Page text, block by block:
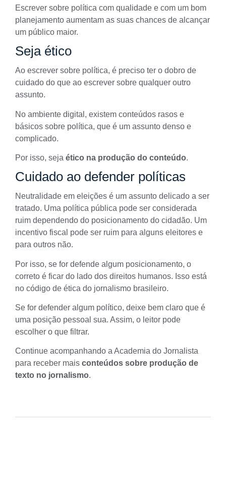
Escrever sobre política com qualidade e com um bom
planejamento aumentam as suas chances de alcançar
um público maior.
Seja ético
Ao escrever sobre política, é preciso ter o dobro de
cuidado do que ao escrever sobre qualquer outro
assunto.
No ambiente digital , existem conteúdos rasos e
básicos sobre política, que é um assunto denso e
complicado.
Por isso, seja ético na produção do conteúdo.
Cuidado ao defender políticas
Neutralidade em eleições é um assunto delicado a ser
tratado. Uma política pública pode ser considerada
ruim dependendo do posicionamento do cidadão. Um
incentivo fiscal pode ser ruim para alguns eleitores e
para outros não.
Por isso, se for defende algum posicionamento, o
correto é ficar do lado dos direitos humanos. Isso está
no código de ética do jornalismo brasileiro.
Se for defender algum político, deixe bem claro que é
uma posição pessoal sua. Assim, o leitor pode
escolher o que filtrar.
Continue acompanhando a Academia do Jornalista
para receber mais conteúdos sobre produção de
texto no jornalismo.